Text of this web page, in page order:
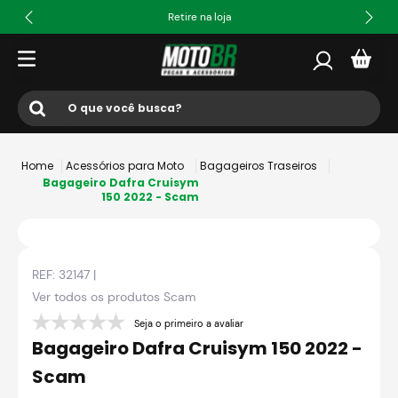
Retire na loja
O que você busca?
ls2
4º fw3
5 º jaqueta
7º
Acessórios para Moto
Bagageiros Traseiros
Bagageiro Dafra Cruisym
150 2022 - Scam
REF: 32147 |
Ver todos os produtos Scam
Seja o primeiro a avaliar
Bagageiro Dafra Cruisym 150 2022 -
Scam